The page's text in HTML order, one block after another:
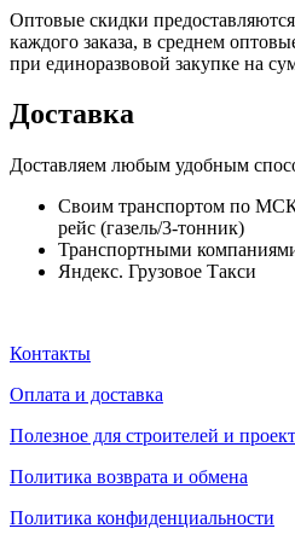
Оптовые скидки
каждого заказа, в среднем
при единоразвовой закупке на
Доставка
Доставляем любым удобным
Своим транспортом по МСК
рейс (газель/3-тонник)
Транспортными
Яндекс. Грузовое Такси
Контакты
Оплата и доставка
Полезное для строителей и
Политика возврата и обмена
Политика конфиденциальности